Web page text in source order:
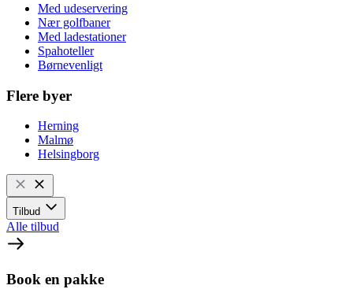
Med udeservering
Nær golfbaner
Med ladestationer
Spahoteller
Børnevenligt
Flere byer
Herning
Malmø
Helsingborg
Tilbud
Alle tilbud
Book en pakke